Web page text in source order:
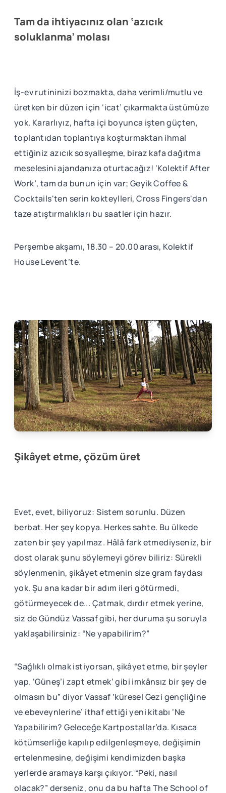
Tam da ihtiyacınız olan ‘azıcık
soluklanma’ molası
İş-ev rutininizi bozmakta, daha verimli/mutlu ve
üretken bir düzen için ‘icat’ çıkarmakta üstümüze
yok. Kararlıyız, hafta içi boyunca işten güçten,
toplantıdan toplantıya koşturmaktan ihmal
ettiğiniz azıcık sosyalleşme, biraz kafa dağıtma
meselesini ajandanıza oturtacağız! ‘Kolektif After
Work’, tam da bunun için var; Geyik Coffee &
Cocktails'ten serin kokteylleri, Cross Fingers'dan
taze atıştırmalıkları bu saatler için hazır.
Perşembe akşamı, 18.30 – 20.00 arası, Kolektif
House Levent’te.
Şikâyet etme, çözüm üret
Evet, evet, biliyoruz: Sistem sorunlu. Düzen
berbat. Her şey kopya. Herkes sahte. Bu ülkede
zaten bir şey yapılmaz. Hâlâ fark etmediyseniz, bir
dost olarak şunu söylemeyi görev biliriz: Sürekli
söylenmenin, şikâyet etmenin size gram faydası
yok. Şu ana kadar bir adım ileri götürmedi,
götürmeyecek de... Çatmak, dırdır etmek yerine,
siz de Gündüz Vassaf gibi, her duruma şu soruyla
yaklaşabilirsiniz: “Ne yapabilirim?”
“Sağlıklı olmak istiyorsan, şikâyet etme, bir şeyler
yap. ‘Güneş’i zapt etmek’ gibi imkânsız bir şey de
olmasın bu” diyor Vassaf ‘küresel Gezi gençliğine
ve ebeveynlerine’ ithaf ettiği yeni kitabı ‘Ne
Yapabilirim? Geleceğe Kartpostallar’da. Kısaca
kötümserliğe kapılıp edilgenleşmeye, değişimin
ertelenmesine, değişimi kendimizden başka
yerlerde aramaya karşı çıkıyor. “Peki, nasıl
olacak?” derseniz, onu da bu hafta The School of